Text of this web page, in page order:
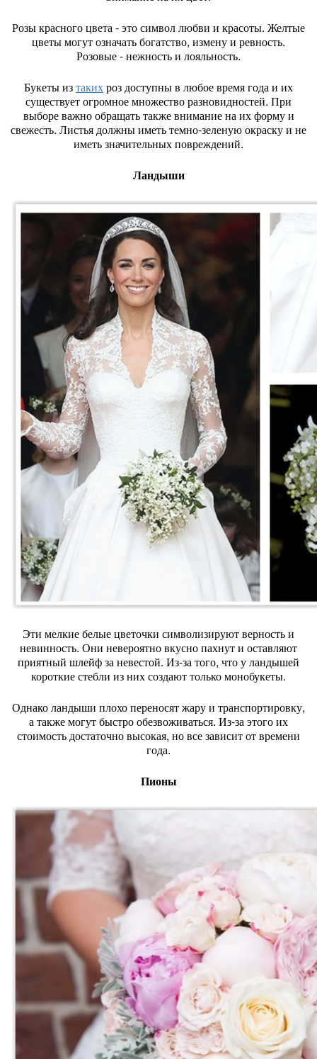
Розы красного цвета - это символ любви и красоты. Желтые
цветы могут означать богатство, измену и ревность.
Розовые - нежность и лояльность.
Букеты изтакихроз доступны в любое время года и их
существует огромное множество разновидностей. При
выборе важно обращать также внимание на их форму и
свежесть. Листья должны иметь темно-зеленую окраску и не
иметь значительных повреждений.
Ландыши
Эти мелкие белые цветочки символизируют верность и
невинность. Они невероятно вкусно пахнут и оставляют
приятный шлейф за невестой. Из-за того, что у ландышей
короткие стебли из них создают только монобукеты.
Однако ландыши плохо переносят жару и транспортировку,
а также могут быстро обезвоживаться. Из-за этого их
стоимость достаточно высокая, но все зависит от времени
года.
Пионы